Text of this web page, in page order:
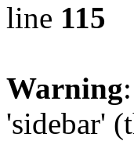
line 115
Warning
'sidebar'